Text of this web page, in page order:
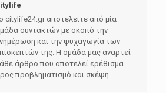
citylife24.gr αποτελείτε από μία
συντακτών με σκοπό την
και την ψυχαγωγία των
της. Η ομάδα μας αναρτεί
άρθρο που αποτελεί ερέθισμα
προβληματισμό και σκέψη.